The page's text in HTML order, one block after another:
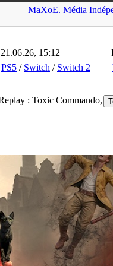
MaXoE. Média
15:12
PS5 / Switch / Switch 2
: Toxic Commando,